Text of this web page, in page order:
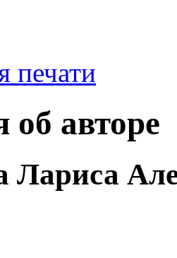
печати
об авторе
Лариса